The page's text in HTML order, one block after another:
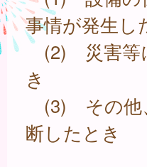
事情が発生し
(2) 災害等
き
(3) その他
断したとき